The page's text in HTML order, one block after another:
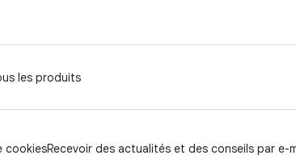
les produits
cookiesRecevoir des actualités et des conseils par e-